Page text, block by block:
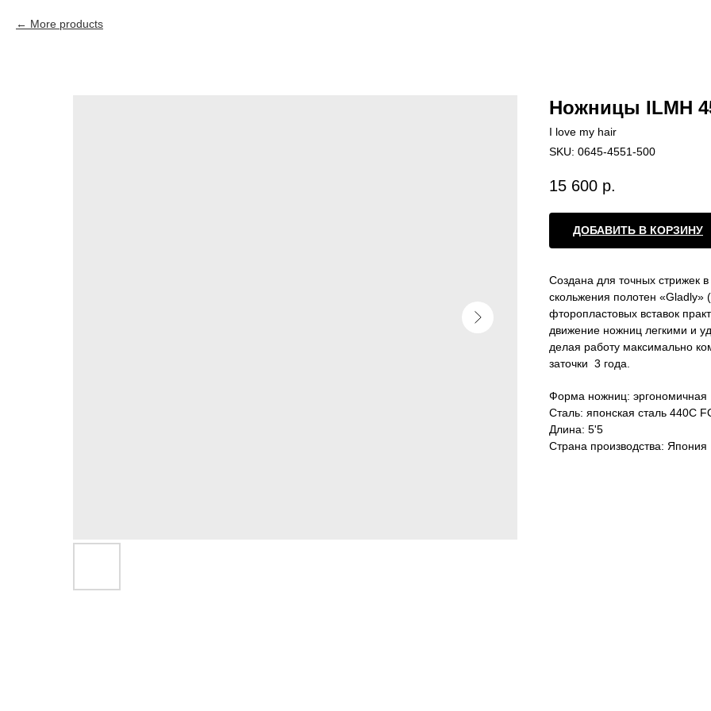
More products
Ножницы ILMH
I love my hair
SKU: 0645-4551-500
15 600 р.
ДОБАВИТЬ В КОРЗИНУ
Создана для точных стрижек
скольжения полотен «Gladly»
фторопластовых вставок
движение ножниц легкими и
делая работу максимально
заточки 3 года.
Форма ножниц: эргономичная
Сталь: японская сталь 440С
Длина: 5'5
Страна производства: Япония